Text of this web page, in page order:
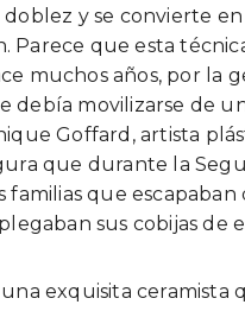
y se convierte
Parece que esta
muchos años, por la
debía movilizarse de
Goffard, artista
que durante la
familias que escapaban
sus cobijas de
exquisita ceramista